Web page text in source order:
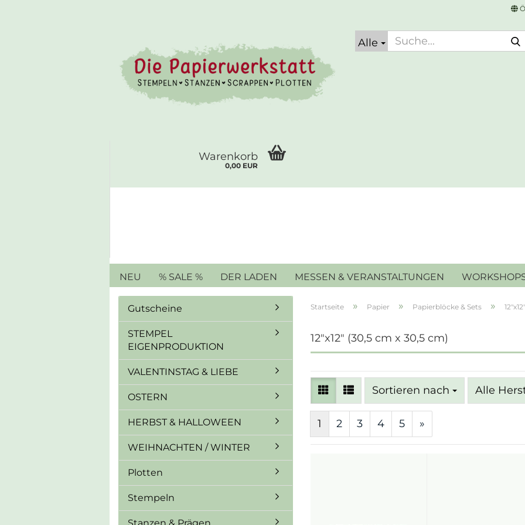
Alle
Warenkorb
0,00 EUR
NEU % SALE % DER LADEN MESSEN & VERANSTALTUNGEN
Startseite » Papier » Papierblöcke & Sets »
12"x12" (30,5 cm x 30,5 cm)
Sortieren nach
Sortieren nach Alle
1 2 3 4 5 »
Gutscheine
STEMPEL
EIGENPRODUKTION
VALENTINSTAG & LIEBE
OSTERN
HERBST & HALLOWEEN
WEIHNACHTEN / WINTER
Plotten
Stempeln